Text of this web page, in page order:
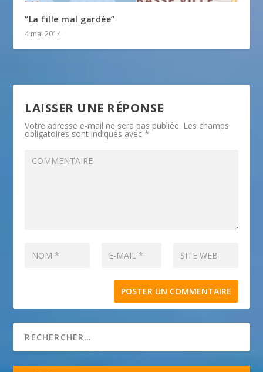
“La fille mal gardée”
4 mai 2014
LAISSER UNE RÉPONSE
Votre adresse e-mail ne sera pas publiée. Les champs
obligatoires sont indiqués avec*